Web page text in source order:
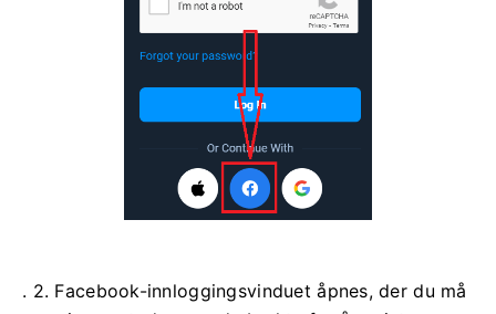
. 2. Facebook-innloggingsvinduet åpnes, der du må